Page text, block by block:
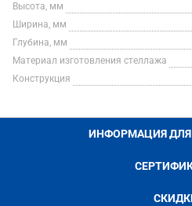
Высота, мм
Ширина, мм
Глубина, мм
Материал изготовления стеллажа
Конструкция
ИНФОРМАЦИЯ